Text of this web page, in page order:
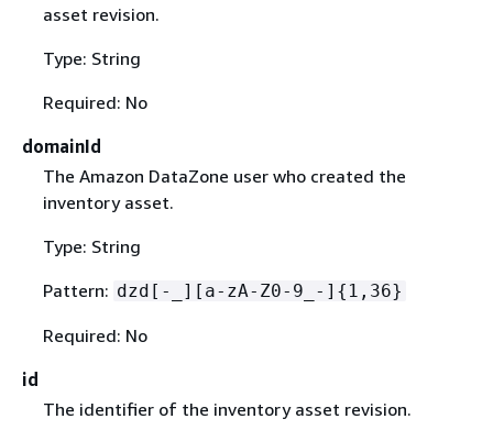
asset revision.
Type: String
Required: No
domainId
The Amazon DataZone user who created the
inventory asset.
Type: String
Pattern: dzd[-_][a-zA-Z0-9_-] { 1,36}
Required: No
id
The identifier of the inventory asset revision.